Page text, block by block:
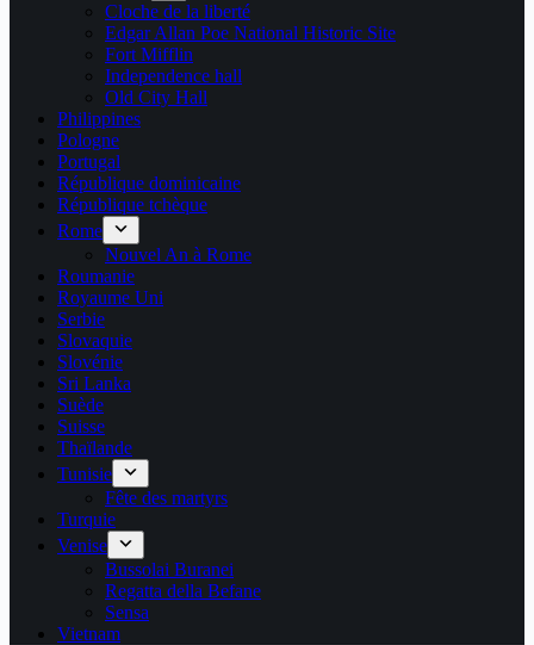
Cloche de la liberté
Edgar Allan Poe National Historic Site
Fort Mifflin
Independence hall
Old City Hall
Philippines
Pologne
Portugal
République dominicaine
République tchèque
Rome
Nouvel An à Rome
Roumanie
Royaume Uni
Serbie
Slovaquie
Slovénie
Sri Lanka
Suède
Suisse
Thaïlande
Tunisie
Fête des martyrs
Turquie
Venise
Bussolai Buranei
Regatta della Befane
Sensa
Vietnam